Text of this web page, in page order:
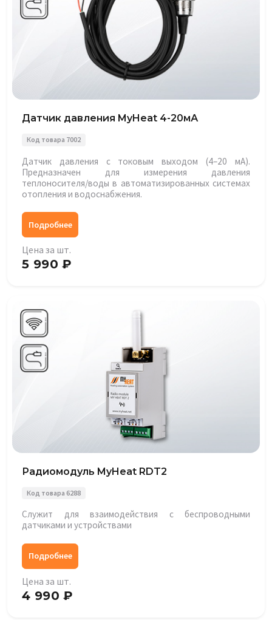
Датчик давления MyHeat 4-20мА
Код товара 7002
Датчик давления с токовым выходом (4–20 мА).
Предназначен для измерения давления
теплоносителя/воды в автоматизированных системах
отопления и водоснабжения.
Подробнее
Цена за шт.
5 990 ₽
Радиомодуль MyHeat RDT2
Код товара 6288
Служит для взаимодействия с беспроводными
датчиками и устройствами
Подробнее
Цена за шт.
4 990 ₽